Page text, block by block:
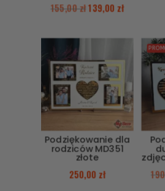
155,00zł139,00 zł
Podziękowanie dla
rodziców MD351
złote
250,00zł